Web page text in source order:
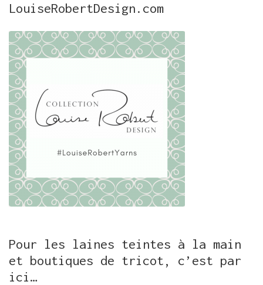
LouiseRobertDesign.com
Pour les laines teintes à la main
et boutiques de tricot, c’est par
ici…